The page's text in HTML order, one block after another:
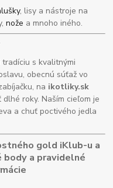
, lisy a nástroje na
nože a mnoho iného.
s kvalitnými
obecnú súťaž vo
na ikotliky.sk
roky. Naším cieľom je
a chuť poctivého jedla
gold iKlub-u a
a pravidelné